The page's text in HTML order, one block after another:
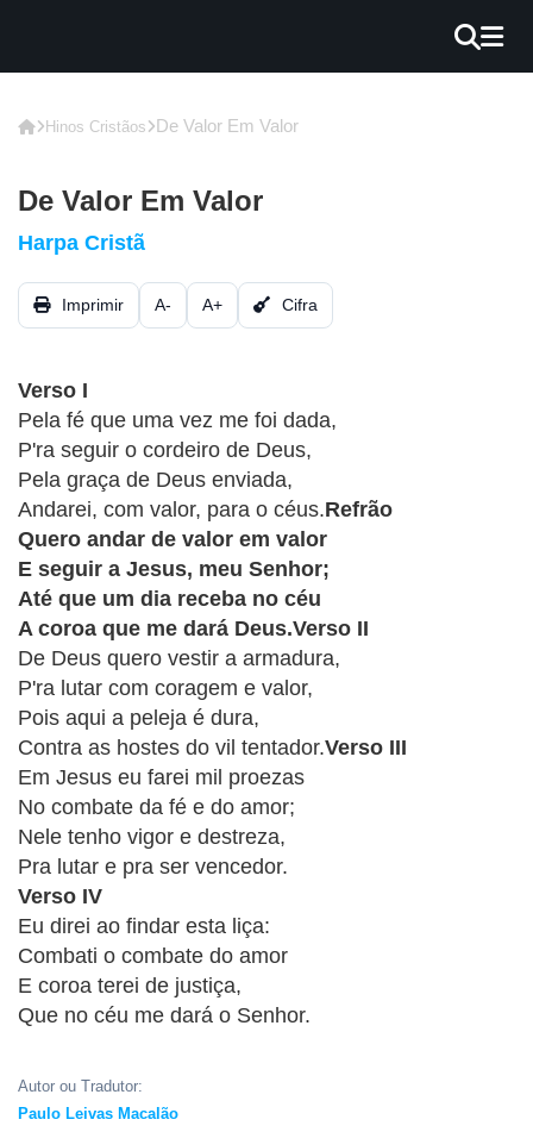
GRÁTIS
GUITAR
CIFRA
VÍDEO
HINOS
CRISTÃOS
TEORIA
MUSICAL
MINI
DOC
REVIEW
PLAYBACK
AUTORES
DA
HARPA
LISTAS
APP
WINDOWS
Hinos Cristãos De Valor Em Valor
De Valor Em Valor
Harpa Cristã
Imprimir A- A+ Cifra
Verso I
Pela fé que uma vez me foi dada,
P'ra seguir o cordeiro de Deus,
Pela graça de Deus enviada,
Andarei, com valor, para o céus.Refrão
Quero andar de valor em valor
E seguir a Jesus, meu Senhor;
Até que um dia receba no céu
A coroa que me dará Deus.Verso II
De Deus quero vestir a armadura,
P'ra lutar com coragem e valor,
Pois aqui a peleja é dura,
Contra as hostes do vil tentador.Verso III
Em Jesus eu farei mil proezas
No combate da fé e do amor;
Nele tenho vigor e destreza,
Verso IV
Eu direi ao findar esta liça:
Combati o combate do amor
E coroa terei de justiça,
Que no céu me dará o Senhor.
Autor ou Tradutor:
Paulo Leivas Macalão